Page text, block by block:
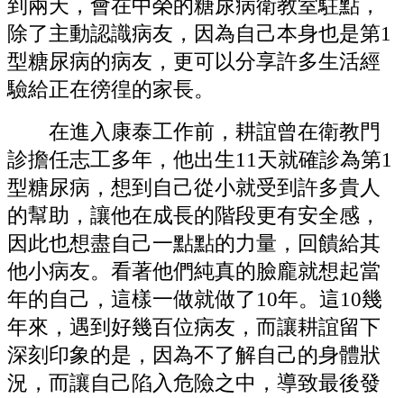
到兩天，會在中榮的糖尿病衛教室駐點，
除了主動認識病友，因為自己本身也是第1
型糖尿病的病友，更可以分享許多生活經
驗給正在徬徨的家長。
在進入康泰工作前，耕誼曾在衛教門
診擔任志工多年，他出生11天就確診為第1
型糖尿病，想到自己從小就受到許多貴人
的幫助，讓他在成長的階段更有安全感，
因此也想盡自己一點點的力量，回饋給其
他小病友。看著他們純真的臉龐就想起當
年的自己，這樣一做就做了10年。這10幾
年來，遇到好幾百位病友，而讓耕誼留下
深刻印象的是，因為不了解自己的身體狀
況，而讓自己陷入危險之中，導致最後發